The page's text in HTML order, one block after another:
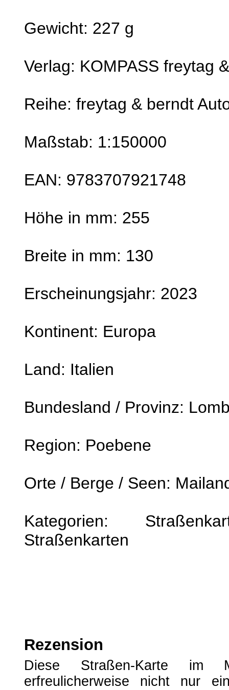
Gewicht: 227 g
Verlag: KOMPASS freytag
Reihe: freytag & berndt
Maßstab: 1:150000
EAN: 9783707921748
Höhe in mm: 255
Breite in mm: 130
Erscheinungsjahr: 2023
Kontinent: Europa
Land: Italien
Bundesland / Provinz:
Region: Poebene
Orte / Berge / Seen:
Kategorien:
Straßenkarten
Rezension
Diese Straßen-Karte im
erfreulicherweise nicht nur